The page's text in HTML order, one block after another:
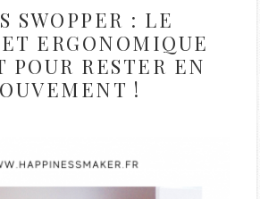
SWOPPER : LE
ERGONOMIQUE
POUR RESTER EN
!